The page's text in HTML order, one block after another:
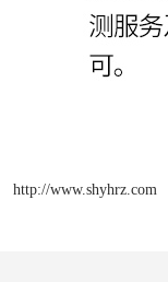
http://www.shyhrz.com